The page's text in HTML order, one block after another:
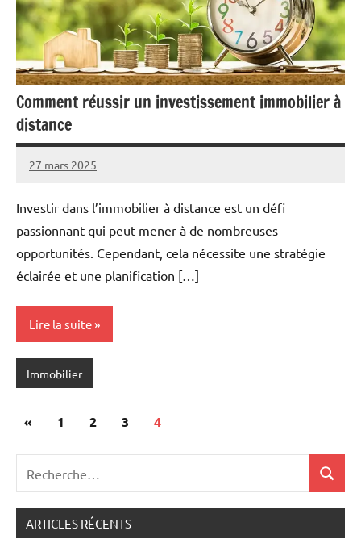
Comment réussir un investissement immobilier à
distance
27 mars 2025
Marise
Aucun
Investir dans l’immobilier à distance est un défi
passionnant qui peut mener à de nombreuses
opportunités. Cependant, cela nécessite une stratégie
éclairée et une planification […]
Lire la suite
Immobilier
Pagination
publications
«Publications
1 2 3 4
pour
:
ARTICLES RÉCENTS